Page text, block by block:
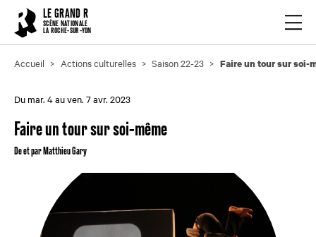
LE GRAND R
SCÈNE NATIONALE
LA ROCHE-SUR-YON
Accueil Actions culturelles Saison 22-23 Faire un tour sur soi-
Du mar. 4 au ven. 7 avr. 2023
Faire un tour sur soi-même
De et par Matthieu Gary
Cookies management panel